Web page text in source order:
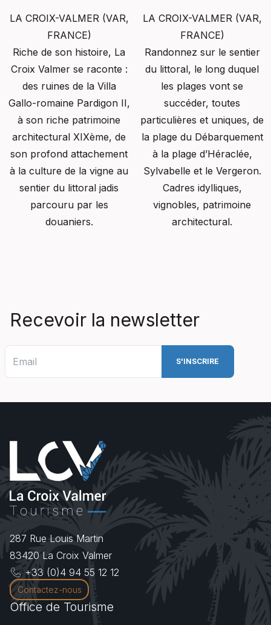
LA CROIX-VALMER (VAR,
FRANCE)
Riche de son histoire, La
Croix Valmer se raconte :
des ruines de la Villa
Gallo-romaine Pardigon II,
à son riche patrimoine
architectural XIXème, de
son profond attachement
à la culture de la vigne au
sentier du littoral jadis
parcouru par les
douaniers.
LA CROIX-VALMER (VAR,
FRANCE)
Randonnez sur le sentier
du littoral, le long duquel
les plages vont se
succéder, toutes
particulières et uniques, de
la plage du Débarquement
à la plage d’Héraclée,
Sylvabelle et le Vergeron.
Cadres idylliques,
vignobles, patrimoine
architectural.
Recevoir la newsletter
287 Rue Louis Martin
83420 La Croix Valmer
+33 (0)4 94 55 12 12
Contactez-nous
Office de Tourisme